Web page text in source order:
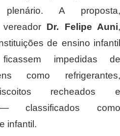
A proposta,
Dr. Felipe Auni
de ensino infantil
impedidas de
como refrigerantes,
recheados e
— classificados como
infantil.